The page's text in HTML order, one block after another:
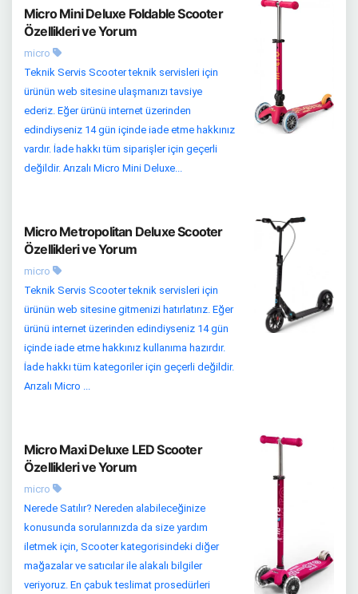
Micro Mini Deluxe Foldable Scooter
Özellikleri ve Yorum
micro
Teknik Servis Scooter teknik servisleri için
ürünün web sitesine ulaşmanızı tavsiye
ederiz. Eğer ürünü internet üzerinden
edindiyseniz 14 gün içinde iade etme hakkınız
vardır. İade hakkı tüm siparişler için geçerli
değildir. Arızalı Micro Mini Deluxe...
Micro Metropolitan Deluxe Scooter
Özellikleri ve Yorum
micro
Teknik Servis Scooter teknik servisleri için
ürünün web sitesine gitmenizi hatırlatırız. Eğer
ürünü internet üzerinden edindiyseniz 14 gün
içinde iade etme hakkınız kullanıma hazırdır.
İade hakkı tüm kategoriler için geçerli değildir.
Arızalı Micro ...
Micro Maxi Deluxe LED Scooter
Özellikleri ve Yorum
micro
Nerede Satılır? Nereden alabileceğinize
konusunda sorularınızda da size yardım
iletmek için, Scooter kategorisindeki diğer
mağazalar ve satıcılar ile alakalı bilgiler
veriyoruz. En çabuk teslimat prosedürleri